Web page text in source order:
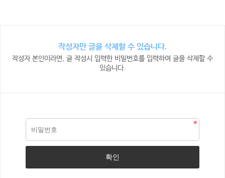
작성자만 글을 삭제할 수 있습니다.
작성자 본인이라면, 글 작성시 입력한 비밀번호를 입력하여 글을 삭제할 수
있습니다.